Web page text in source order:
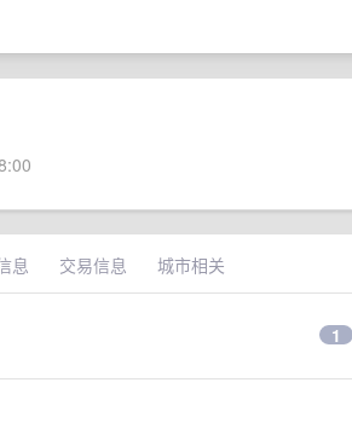
息 交易信息 城市相关
1